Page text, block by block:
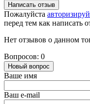
Написать отзыв
Пожалуйста
перед тем как написать
Нет отзывов о данном
Вопросов: 0
Новый вопрос
Ваше имя
Ваш e-mail